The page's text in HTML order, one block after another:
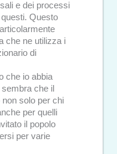
e dei processi
Questo
che ne utilizza i
di
che io abbia
che il
solo per chi
per quelli
il popolo
per varie